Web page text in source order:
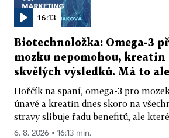
16:13
Biotechnoložka: Omega-3
mozku nepomohou, kreatin
skvělých výsledků. Má to
Hořčík na spaní, omega-3 pro
únavě a kreatin dnes skoro na
stravy slibuje řadu benefitů, ale
6. 8. 2026 ▪ 16:13 min.